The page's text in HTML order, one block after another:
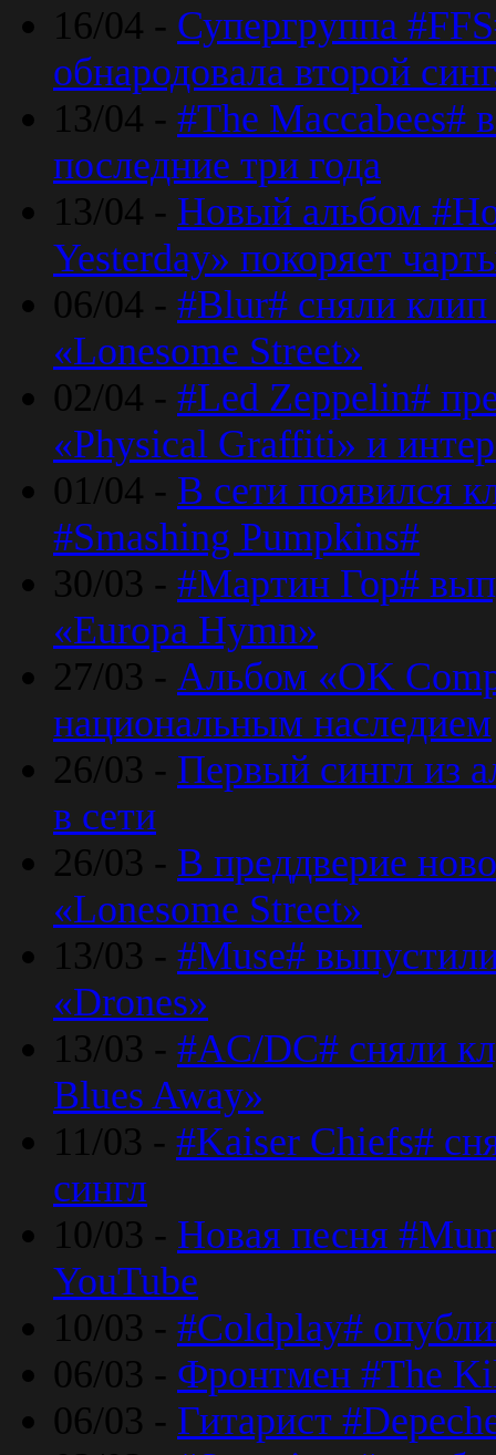
16/04 - Супергруппа
обнародовала второй
13/04 - #The Maccabees#
последние три года
13/04 - Новый альбом
Yesterday» покоряет
06/04 - #Blur# сняли клип
«Lonesome Street»
02/04 - #Led Zeppelin#
«Physical Graffiti» и
01/04 - В сети появился
#Smashing Pumpkins#
30/03 - #Мартин Гор#
«Europa Hymn»
27/03 - Альбом «OK
национальным наследием
26/03 - Первый сингл из
в сети
26/03 - В преддверие
«Lonesome Street»
13/03 - #Muse#
«Drones»
13/03 - #AC/DC# сняли
Blues Away»
11/03 - #Kaiser Chiefs#
сингл
10/03 - Новая песня
YouTube
10/03 - #Coldplay#
06/03 - Фронтмен #The
06/03 - Гитарист